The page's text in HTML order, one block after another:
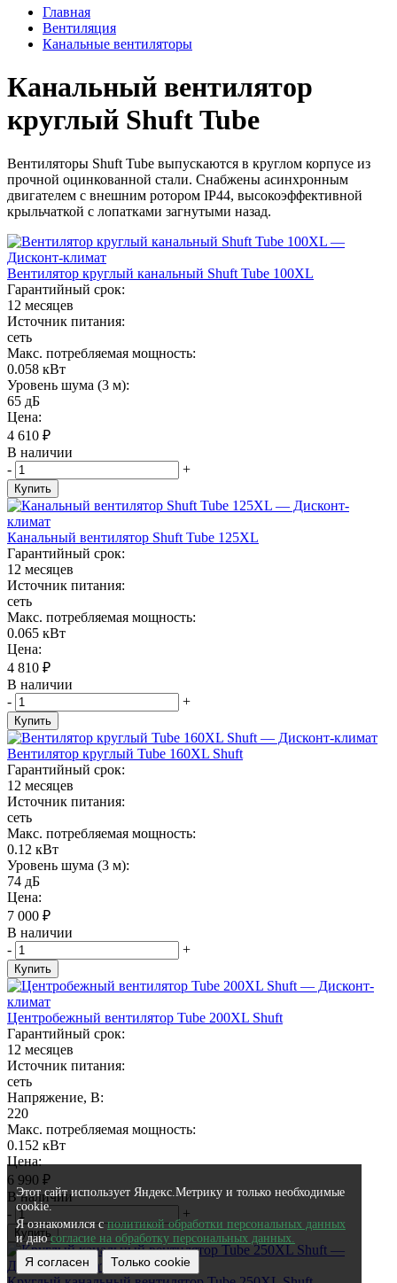
Этот сайт использует Яндекс.Метрику и только необходимые
cookie.
Я ознакомился сполитикой обработки персональных данных
и даюсогласие на обработку персональных данных.
Я согласен Только cookie
Главная
Вентиляция
Канальные вентиляторы
Канальный вентилятор
круглый Shuft Tube
Вентиляторы Shuft Tube выпускаются в круглом корпусе из
прочной оцинкованной стали. Снабжены асинхронным
двигателем с внешним ротором IP44, высокоэффективной
крыльчаткой с лопатками загнутыми назад.
Вентилятор круглый канальный Shuft Tube 100XL
Гарантийный срок:
12 месяцев
Источник питания:
сеть
Макс. потребляемая мощность:
0.058 кВт
Уровень шума (3 м):
65 дБ
Цена:
4 610 ₽
В наличии
-
+
Купить
Канальный вентилятор Shuft Tube 125XL
Гарантийный срок:
12 месяцев
Источник питания:
сеть
Макс. потребляемая мощность:
0.065 кВт
Цена:
4 810 ₽
В наличии
-
+
Купить
Вентилятор круглый Tube 160XL Shuft
Гарантийный срок:
12 месяцев
Источник питания:
сеть
Макс. потребляемая мощность:
0.12 кВт
Уровень шума (3 м):
74 дБ
Цена:
7 000 ₽
В наличии
-
+
Купить
Центробежный вентилятор Tube 200XL Shuft
Гарантийный срок:
12 месяцев
Источник питания:
сеть
Напряжение, В:
220
Макс. потребляемая мощность:
0.152 кВт
Цена:
6 990 ₽
В наличии
-
+
Купить